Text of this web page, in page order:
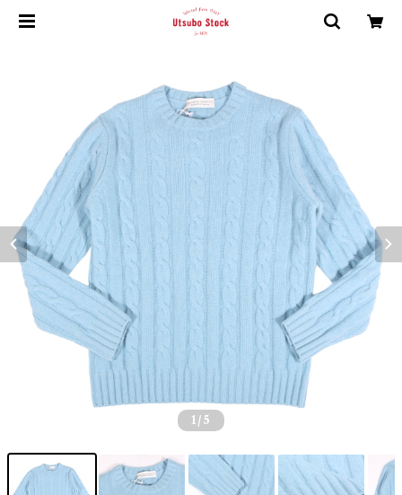
1 /5